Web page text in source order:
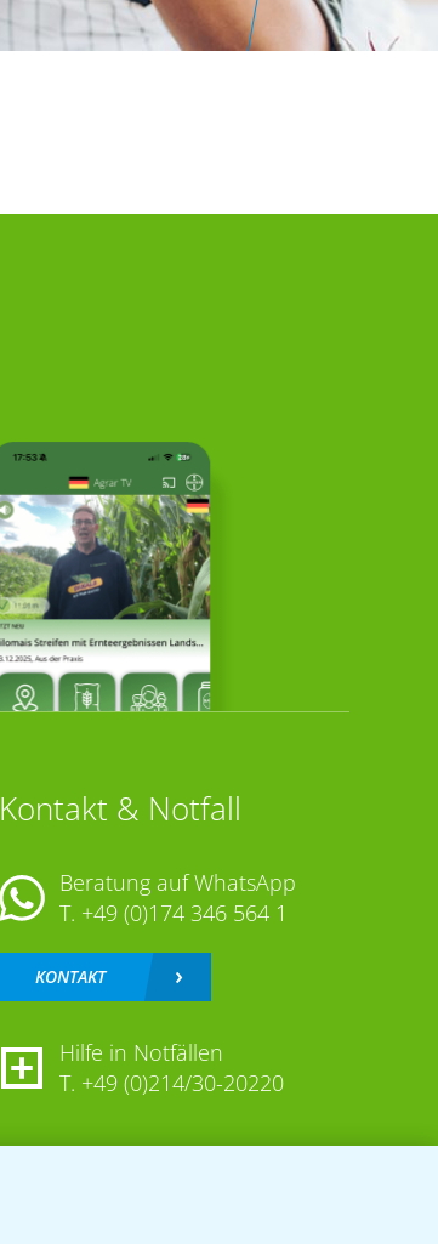
Kontakt & Notfall
Beratung auf WhatsApp
T. +49 (0)174 346 564 1
KONTAKT
Hilfe in Notfällen
T. +49 (0)214/30-20220